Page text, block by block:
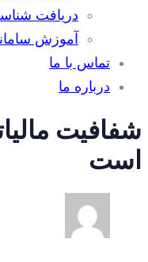
دریافت
آموزش
تماس با ما
درباره ما
شفافیت
است